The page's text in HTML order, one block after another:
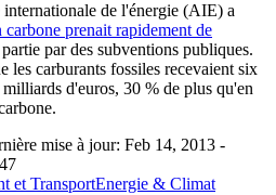
de l'énergie (AIE) a
prenait rapidement de
par des subventions publiques.
carburants fossiles recevaient six
d'euros, 30 % de plus qu'en
mise à jour: Feb 14, 2013 -
et TransportEnergie & Climat